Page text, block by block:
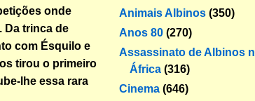
onde
Da trinca de
com Ésquilo e
tirou o primeiro
lhe essa rara
Animais Albinos (350)
Anos 80 (270)
Assassinato de Albinos
África (316)
Cinema (646)